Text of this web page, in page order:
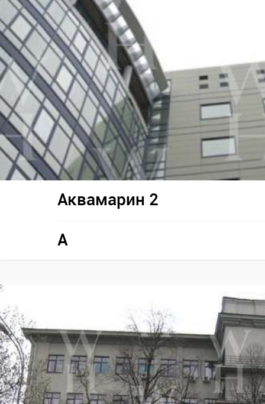
Аквамарин 2
A